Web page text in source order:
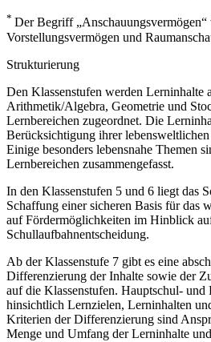
* Der Begriff
Vorstellungsvermögen und
Strukturierung
Den Klassenstufen werden Lerninhalte
Arithmetik/Algebra, Geometrie und
Lernbereichen zugeordnet. Die
Berücksichtigung ihrer
Einige besonders lebensnahe Themen
Lernbereichen zusammengefasst.
In den Klassenstufen 5 und 6 liegt das
Schaffung einer sicheren Basis für das
auf Fördermöglichkeiten im Hinblick
Schullaufbahnentscheidung.
Ab der Klassenstufe 7 gibt es eine
Differenzierung der Inhalte sowie der
auf die Klassenstufen. Hauptschul- und
hinsichtlich Lernzielen, Lerninhalten
Kriterien der Differenzierung sind
Menge und Umfang der Lerninhalte